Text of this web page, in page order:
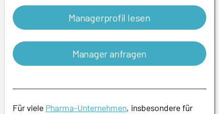
Managerprofil lesen
Manager anfragen
Für viele Pharma-Unternehmen, insbesondere für